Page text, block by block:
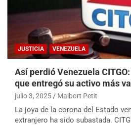
JUSTICIA VENEZUELA
Así perdió Venezuela
que entregó su activo más
julio 3, 2025 Maibort Petit
La joya de la corona del Estado
extranjero ha sido subastada.